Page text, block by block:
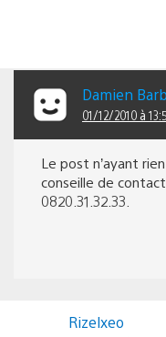
Damien
01/12/2010 à
Le post n’ayant
conseille de
0820.31.32.33.
Rizelxeo